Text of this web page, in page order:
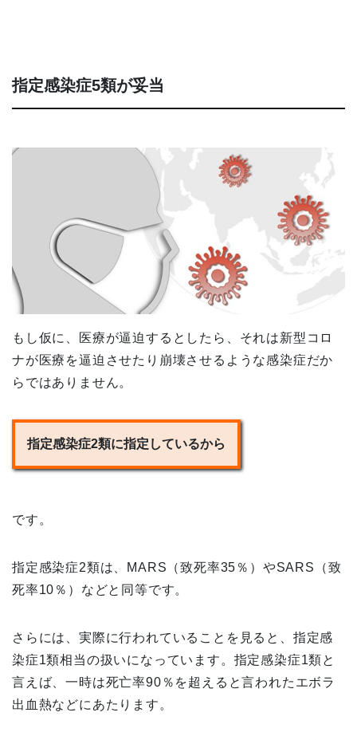
指定感染症5類が妥当
もし仮に、医療が逼迫するとしたら、それは新型コロ
ナが医療を逼迫させたり崩壊させるような感染症だか
らではありません。
指定感染症2類に指定しているから
です。
指定感染症2類は、MARS（致死率35％）やSARS（致
死率10％）などと同等です。
さらには、実際に行われていることを見ると、指定感
染症1類相当の扱いになっています。指定感染症1類と
言えば、一時は死亡率90％を超えると言われたエボラ
出血熱などにあたります。